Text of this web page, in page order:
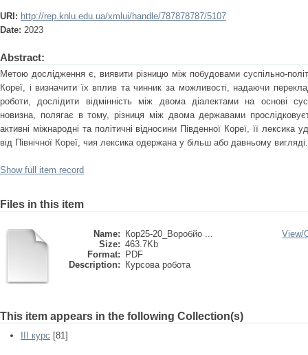
URI: http://rep.knlu.edu.ua/xmlui/handle/787878787/5107
Date: 2023
Abstract:
Метою дослідження є, виявити різницю між побудовами суспільно-
Кореї, і визначити їх вплив та чинник за можливості, надаючи
роботи, дослідити відмінність між двома діалектами на основі
новизна, полягає в тому, різниця між двома державами
активні міжнародні та політичні відносини Південної Кореї, її лексика
від Північної Кореї, чия лексика одержана у більш або давньому вигляді.
Show full item record
Files in this item
Name:
Кор25-20_Воробйо ...
Size: 463.7Kb
Format:
PDF
Description:
Курсова робота
View/
This item appears in the following Collection(s)
III курс [81]